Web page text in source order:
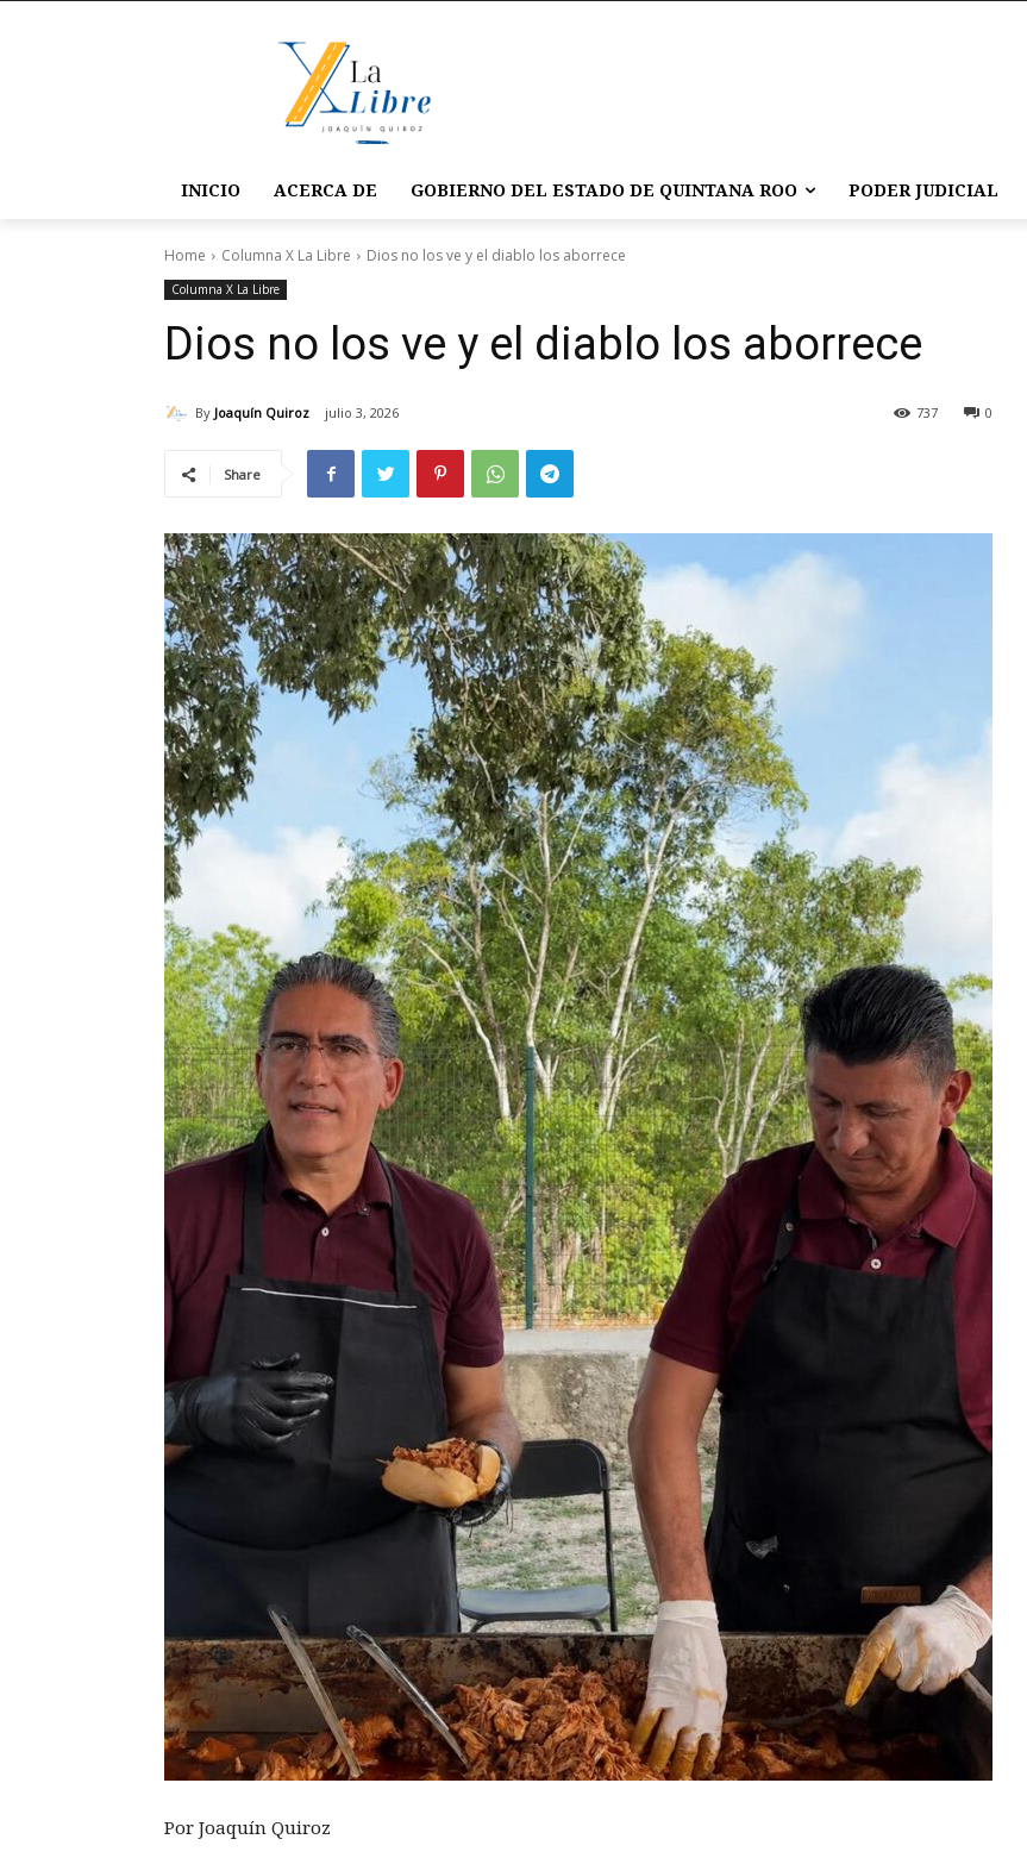
INICIO ACERCA DE GOBIERNO DEL ESTADO DE QUINTANA ROO PODER JUDICIAL
Home Columna X La Libre Dios no los ve y el diablo los aborrece
Columna X La Libre
Dios no los ve y el diablo los aborrece
By Joaquín Quiroz julio 3, 2026 0
737
Share
Por Joaquín Quiroz